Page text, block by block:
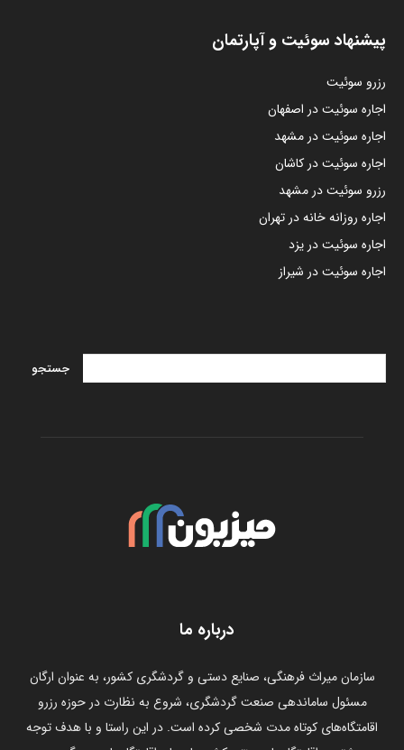
پیشنهاد سوئیت و آپارتمان
رزرو سوئیت
اجاره سوئیت در اصفهان
اجاره سوئیت در مشهد
اجاره سوئیت در کاشان
رزرو سوئیت در مشهد
اجاره روزانه خانه در تهران
اجاره سوئیت در یزد
اجاره سوئیت در شیراز
درباره ما
سازمان میراث فرهنگی، صنایع دستی و گردشگری کشور، به عنوان ارگان
مسئول ساماندهی صنعت گردشگری، شروع به نظارت در حوزه رزرو
اقامتگاه‌های کوتاه مدت شخصی کرده است. در این راستا و با هدف توجه